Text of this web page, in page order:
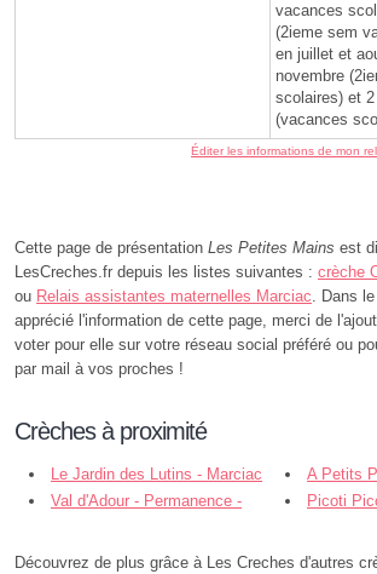
vacances
(2ieme sem
en juillet et
novembre
scolaires) et
(vacances
Éditer les informations de mon
Cette page de présentation Les Petites Mains est
LesCreches.fr depuis les listes suivantes : crèche
ou Relais assistantes maternelles Marciac. Dans
apprécié l'information de cette page, merci de
voter pour elle sur votre réseau social préféré ou
par mail à vos proches !
Crèches à proximité
Le Jardin des Lutins - Marciac
A Petits
Val d'Adour - Permanence -
Picoti
Découvrez de plus grâce à Les Creches d'autres